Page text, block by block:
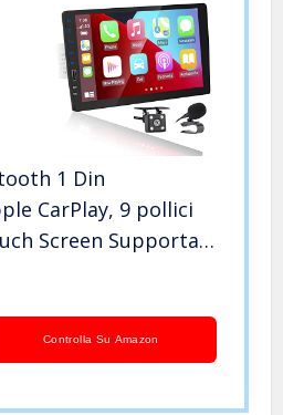
1 Din
CarPlay, 9 pollici
Screen Supporta
AM/FM
Controlla Su Amazon